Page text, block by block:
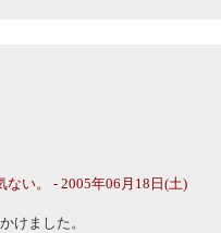
い。 - 2005年06月18日(土)
けました。